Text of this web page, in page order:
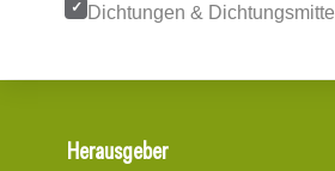
Dichtungen & Dichtungsmittel
Herausgeber